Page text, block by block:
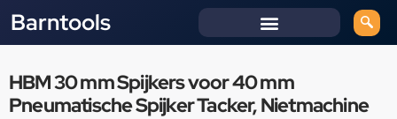
Barntools
HBM 30 mm Spijkers voor 40 mm
Pneumatische Spijker Tacker, Nietmachine